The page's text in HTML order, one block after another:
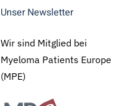
Unser Newsletter
Wir sind Mitglied bei
Myeloma Patients Europe
(MPE)